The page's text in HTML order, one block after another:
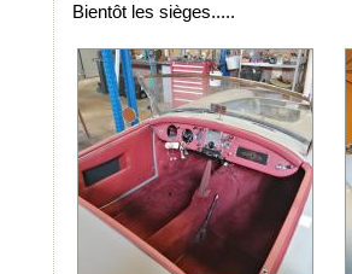
Bientôt les sièges.....